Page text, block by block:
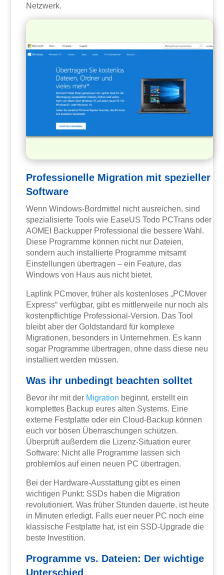
Netzwerk.
Professionelle Migration mit spezieller
Software
Wenn Windows-Bordmittel nicht ausreichen, sind
spezialisierte Tools wie EaseUS Todo PCTrans oder
AOMEI Backupper Professional die bessere Wahl.
Diese Programme können nicht nur Dateien,
sondern auch installierte Programme mitsamt
Einstellungen übertragen – ein Feature, das
Windows von Haus aus nicht bietet.
Laplink PCmover, früher als kostenloses „PCMover
Express“ verfügbar, gibt es mittlerweile nur noch als
kostenpflichtige Professional-Version. Das Tool
bleibt aber der Goldstandard für komplexe
Migrationen, besonders in Unternehmen. Es kann
sogar Programme übertragen, ohne dass diese neu
installiert werden müssen.
Was ihr unbedingt beachten solltet
Bevor ihr mit der Migration beginnt, erstellt ein
komplettes Backup eures alten Systems. Eine
externe Festplatte oder ein Cloud-Backup können
euch vor bösen Überraschungen schützen.
Überprüft außerdem die Lizenz-Situation eurer
Software: Nicht alle Programme lassen sich
problemlos auf einen neuen PC übertragen.
Bei der Hardware-Ausstattung gibt es einen
wichtigen Punkt: SSDs haben die Migration
revolutioniert. Was früher Stunden dauerte, ist heute
in Minuten erledigt. Falls euer neuer PC noch eine
klassische Festplatte hat, ist ein SSD-Upgrade die
beste Investition.
Programme vs. Dateien: Der wichtige
Unterschied